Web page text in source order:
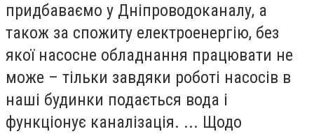
придбаваємо у Дніпроводоканалу, а
також за спожиту електроенергію, без
якої насосне обладнання працювати не
може – тільки завдяки роботі насосів в
наші будинки подається вода і
функціонує каналізація. ... Щодо